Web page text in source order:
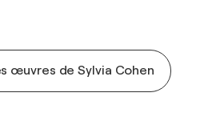
œuvres de Sylvia Cohen